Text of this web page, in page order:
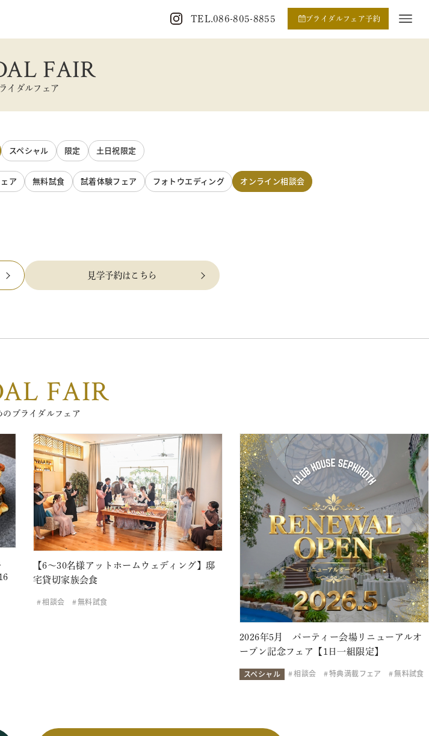
TEL.086-805-8855 ブライダルフェア予約
FAIR
イダルフェア
スペシャル 限定 土日祝限定
ア 無料試食 試着体験フェア フォトウエディング オンライン相談会
見学予約はこちら
FAIR
のブライダルフェア
【6～30名様アットホームウェディング】邸
宅貸切家族会食
相談会 無料試食
2026年5月 パーティー会場リニューアルオ
ープン記念フェア【1日一組限定】
スペシャル 相談会 特典満載フェア 無料試食